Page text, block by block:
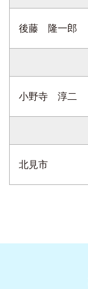
後藤 隆一郎
小野寺 淳二
北見市